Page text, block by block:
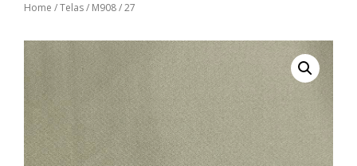
Home /Telas/ M908 / 27